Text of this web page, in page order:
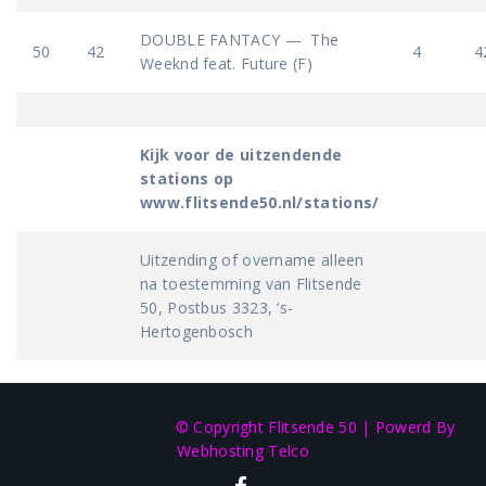
50 42
DOUBLE FANTACY — The
Weeknd feat. Future (F)
4
Kijk voor de uitzendende
stations op
www.flitsende50.nl/stations/
Uitzending of overname alleen
na toestemming van Flitsende
50, Postbus 3323, ‘s-
Hertogenbosch
© Copyright Flitsende 50 | Powerd By
Webhosting Telco